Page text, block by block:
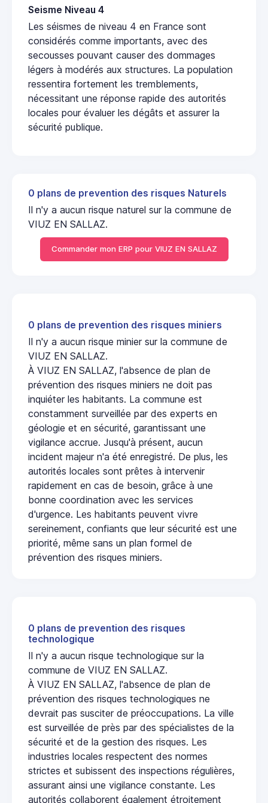
Seisme Niveau 4
Les séismes de niveau 4 en France sont
considérés comme importants, avec des
secousses pouvant causer des dommages
légers à modérés aux structures. La population
ressentira fortement les tremblements,
nécessitant une réponse rapide des autorités
locales pour évaluer les dégâts et assurer la
sécurité publique.
0 plans de prevention des risques Naturels
Il n'y a aucun risque naturel sur la commune de
VIUZ EN SALLAZ.
Commander mon ERP pour VIUZ EN SALLAZ
0 plans de prevention des risques miniers
Il n'y a aucun risque minier sur la commune de
VIUZ EN SALLAZ.
À VIUZ EN SALLAZ, l'absence de plan de
prévention des risques miniers ne doit pas
inquiéter les habitants. La commune est
constamment surveillée par des experts en
géologie et en sécurité, garantissant une
vigilance accrue. Jusqu'à présent, aucun
incident majeur n'a été enregistré. De plus, les
autorités locales sont prêtes à intervenir
rapidement en cas de besoin, grâce à une
bonne coordination avec les services
d'urgence. Les habitants peuvent vivre
sereinement, confiants que leur sécurité est une
priorité, même sans un plan formel de
prévention des risques miniers.
0 plans de prevention des risques
technologique
Il n'y a aucun risque technologique sur la
commune de VIUZ EN SALLAZ.
À VIUZ EN SALLAZ, l'absence de plan de
prévention des risques technologiques ne
devrait pas susciter de préoccupations. La ville
est surveillée de près par des spécialistes de la
sécurité et de la gestion des risques. Les
industries locales respectent des normes
strictes et subissent des inspections régulières,
assurant ainsi une vigilance constante. Les
autorités collaborent également étroitement